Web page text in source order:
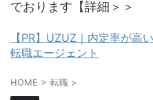
でおります【詳細＞＞
【PR】UZUZ｜内定率が高
転職エージェント
HOME > 転職 >